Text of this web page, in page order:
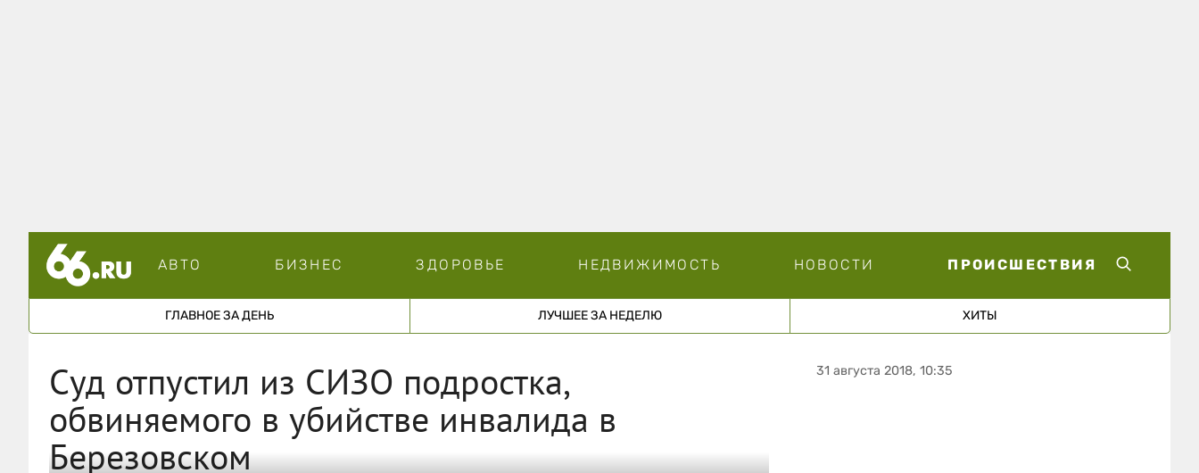
АВТО БИЗНЕС ЗДОРОВЬЕ НЕДВИЖИМОСТЬ НОВОСТИ ПРОИСШЕСТВИЯ
ГЛАВНОЕ ЗА ДЕНЬ ЛУЧШЕЕ ЗА НЕДЕЛЮ ХИТЫ
Суд отпустил из СИЗО подростка,
обвиняемого в убийстве инвалида в
Березовском
31 августа 2018, 10:35